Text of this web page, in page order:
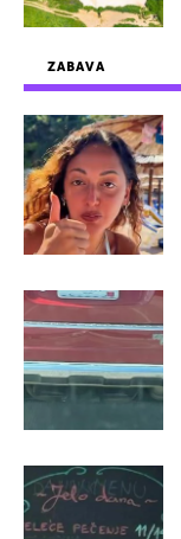
ZABAVA